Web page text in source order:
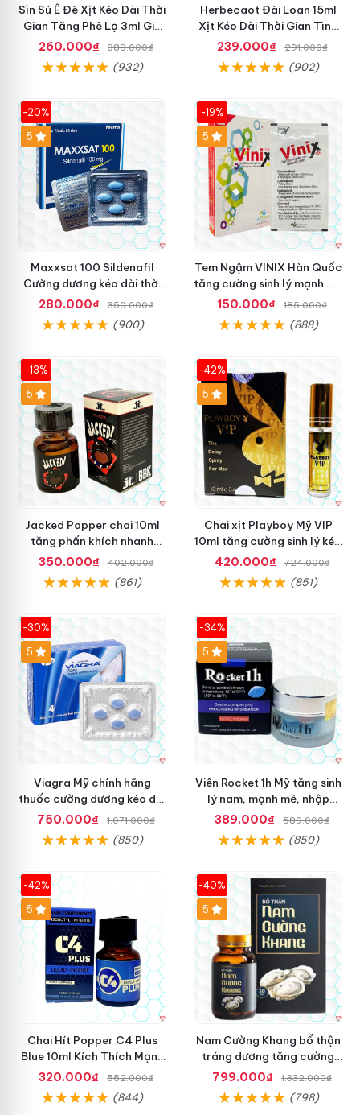
Sìn Sú Ê Đê Xịt Kéo Dài Thời
Gian Tăng Phê Lọ 3ml Giá
Tốt
260.000₫ 388.000₫
(932)
Herbecaot Đài Loan 15ml
Xịt Kéo Dài Thời Gian Tình
Dục Hiệu Quả
239.000₫ 291.000₫
(902)
-20%
5
Maxxsat 100 Sildenafil
Cường dương kéo dài thời
gian Nam
280.000₫ 350.000₫
(900)
-19%
5
Tem Ngậm VINIX Hàn Quốc
tăng cường sinh lý mạnh mẽ
hiệu quả
150.000₫ 185.000₫
(888)
-13%
5
Jacked Popper chai 10ml
tăng phấn khích nhanh
chóng mua ngay
350.000₫ 402.000₫
(861)
-42%
5
Chai xịt Playboy Mỹ VIP
10ml tăng cường sinh lý kéo
dài yêu
420.000₫ 724.000₫
(851)
-30%
5
Viagra Mỹ chính hãng
thuốc cường dương kéo dài
thời gian cho Nam nhập
khẩu chính ngạch
750.000₫ 1.071.000₫
(850)
-34%
5
Viên Rocket 1h Mỹ tăng sinh
lý nam, mạnh mẽ, nhập
khẩu
389.000₫ 589.000₫
(850)
-42%
5
Chai Hít Popper C4 Plus
Blue 10ml Kích Thích Mạnh
Mẽ, Sảng Khoái
320.000₫ 552.000₫
(844)
-40%
5
Nam Cường Khang bổ thận
tráng dương tăng cường
sinh lực nam
799.000₫ 1.332.000₫
(798)